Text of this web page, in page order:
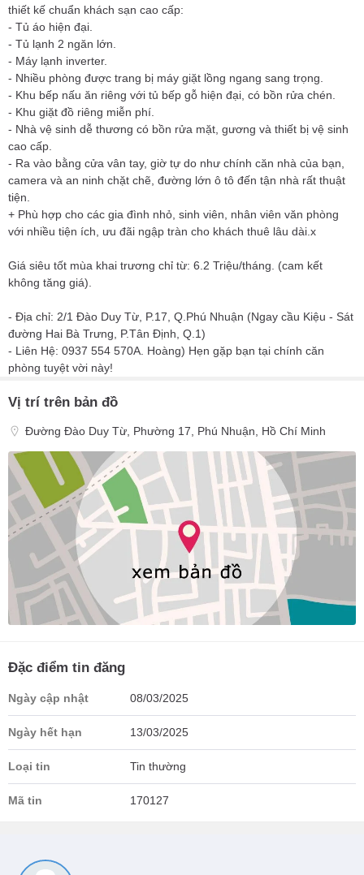
thiết kế chuẩn khách sạn cao cấp:
- Tủ áo hiện đại.
- Tủ lạnh 2 ngăn lớn.
- Máy lạnh inverter.
- Nhiều phòng được trang bị máy giặt lồng ngang sang trọng.
- Khu bếp nấu ăn riêng với tủ bếp gỗ hiện đại, có bồn rửa chén.
- Khu giặt đồ riêng miễn phí.
- Nhà vệ sinh dễ thương có bồn rửa mặt, gương và thiết bị vệ sinh
cao cấp.
- Ra vào bằng cửa vân tay, giờ tự do như chính căn nhà của bạn,
camera và an ninh chặt chẽ, đường lớn ô tô đến tận nhà rất thuật
tiện.
+ Phù hợp cho các gia đình nhỏ, sinh viên, nhân viên văn phòng
với nhiều tiện ích, ưu đãi ngập tràn cho khách thuê lâu dài.x
Giá siêu tốt mùa khai trương chỉ từ: 6.2 Triệu/tháng. (cam kết
không tăng giá).
- Địa chỉ: 2/1 Đào Duy Từ, P.17, Q.Phú Nhuận (Ngay cầu Kiệu - Sát
đường Hai Bà Trưng, P.Tân Định, Q.1)
- Liên Hệ: 0937 554 570A. Hoàng) Hẹn gặp bạn tại chính căn
phòng tuyệt vời này!
Vị trí trên bản đồ
Đường Đào Duy Từ, Phường 17, Phú Nhuận, Hồ Chí Minh
Đặc điểm tin đăng
Ngày cập nhật 08/03/2025
Ngày hết hạn 13/03/2025
Loại tin Tin thường
Mã tin 170127